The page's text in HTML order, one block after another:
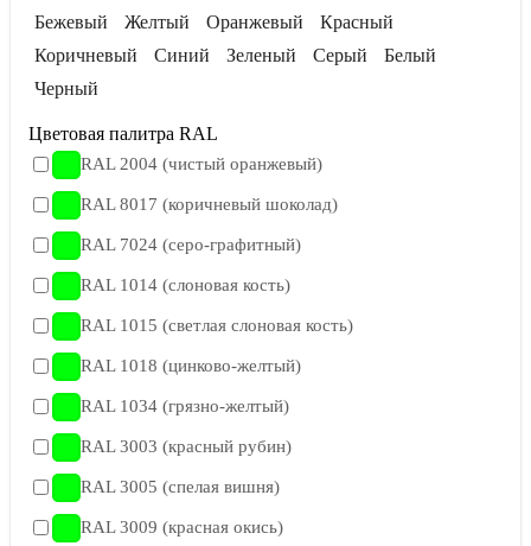
Бежевый
Желтый Оранжевый
Красный
Коричневый
Синий Зеленый Серый
Белый
Черный
Цветовая палитра RAL
RAL 2004 (чистый оранжевый)
RAL 8017 (коричневый шоколад)
RAL 7024 (серо-графитный)
RAL 1014 (слоновая кость)
RAL 1015 (светлая слоновая кость)
RAL 1018 (цинково-желтый)
RAL 1034 (грязно-желтый)
RAL 3003 (красный рубин)
RAL 3005 (cпелая вишня)
RAL 3009 (красная окись)